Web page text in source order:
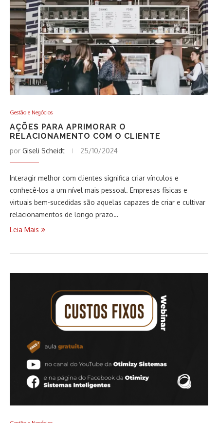
Gestão e Negócios
AÇÕES PARA APRIMORAR O
RELACIONAMENTO COM O CLIENTE
por Giseli Scheidt 25/10/2024
Interagir melhor com clientes significa criar vínculos e
conhecê-los a um nível mais pessoal. Empresas físicas e
virtuais bem-sucedidas são aquelas capazes de criar e cultivar
relacionamentos de longo prazo…
Leia Mais